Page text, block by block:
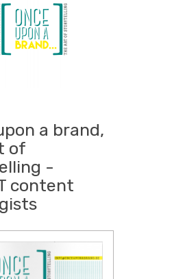
a brand,
of
-
content